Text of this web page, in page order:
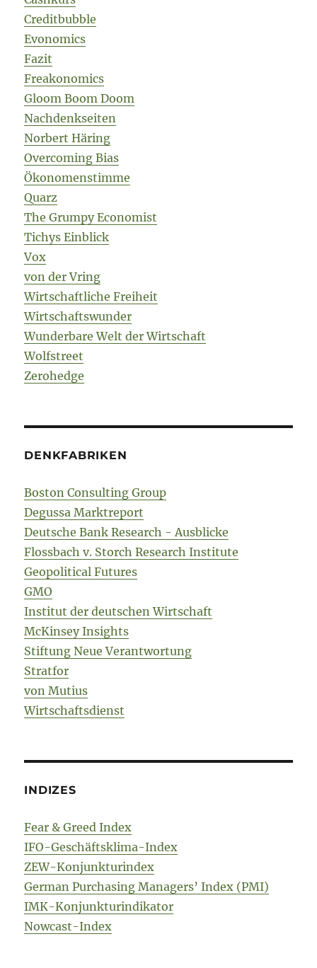
Creditbubble
Evonomics
Fazit
Freakonomics
Gloom Boom Doom
Nachdenkseiten
Norbert Häring
Overcoming Bias
Ökonomenstimme
Quarz
The Grumpy Economist
Tichys Einblick
Vox
von der Vring
Wirtschaftliche Freiheit
Wirtschaftswunder
Wunderbare Welt der Wirtschaft
Wolfstreet
Zerohedge
DENKFABRIKEN
Boston Consulting Group
Degussa Marktreport
Deutsche Bank Research - Ausblicke
Flossbach v. Storch Research Institute
Geopolitical Futures
GMO
Institut der deutschen Wirtschaft
McKinsey Insights
Stiftung Neue Verantwortung
Stratfor
von Mutius
Wirtschaftsdienst
INDIZES
Fear & Greed Index
IFO-Geschäftsklima-Index
ZEW-Konjunkturindex
German Purchasing Managers’ Index (PMI)
IMK-Konjunkturindikator
Nowcast-Index